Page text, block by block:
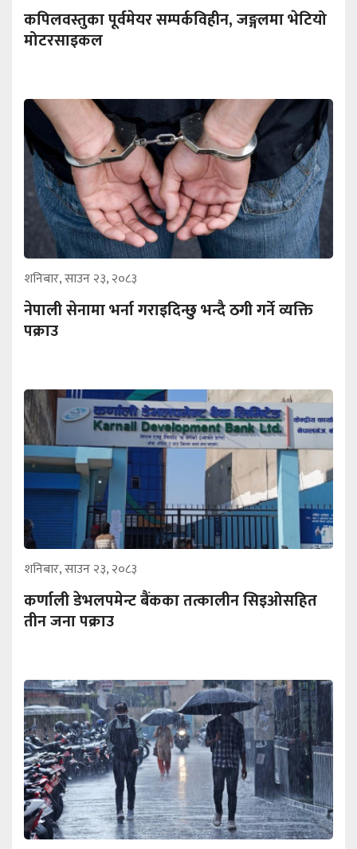
कपिलवस्तुका पूर्वमेयर सम्पर्कविहीन, जङ्गलमा भेटियो
मोटरसाइकल
शनिबार, साउन २३, २०८३
नेपाली सेनामा भर्ना गराइदिन्छु भन्दै ठगी गर्ने व्यक्ति
पक्राउ
शनिबार, साउन २३, २०८३
कर्णाली डेभलपमेन्ट बैंकका तत्कालीन सिइओसहित
तीन जना पक्राउ